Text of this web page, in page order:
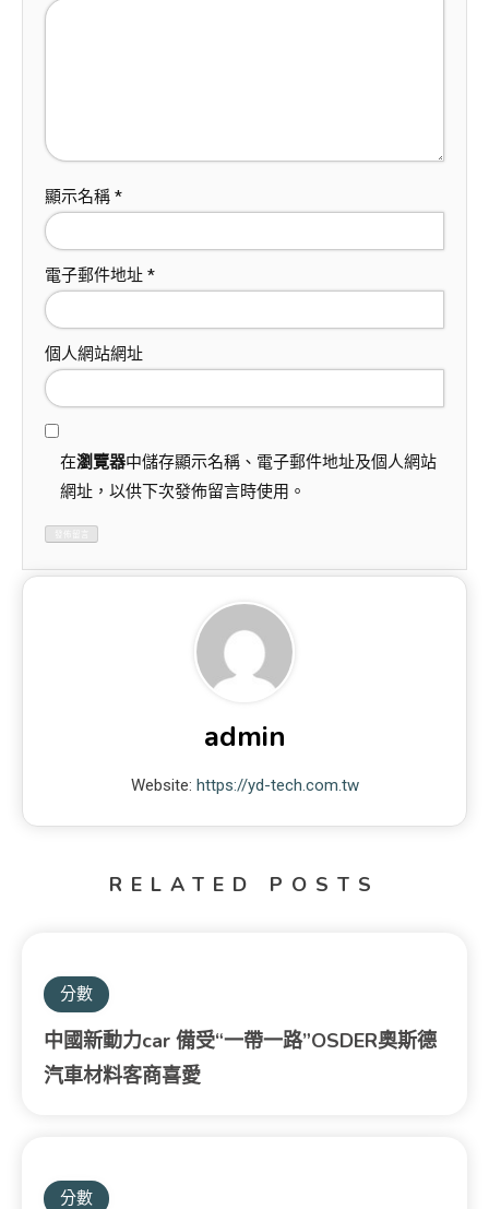
顯示名稱 *
電子郵件地址 *
個人網站網址
在瀏覽器中儲存顯示名稱、電子郵件地址及個人網站
網址，以供下次發佈留言時使用。
admin
Website: https://yd-tech.com.tw
RELATED POSTS
分數
中國新動力car 備受“一帶一路”OSDER奧斯德
汽車材料客商喜愛
分數